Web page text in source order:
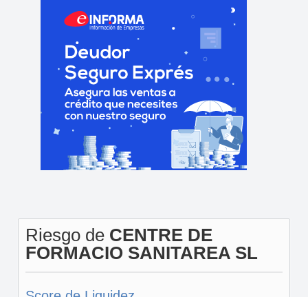
Riesgo de CENTRE DE
FORMACIO SANITAREA SL